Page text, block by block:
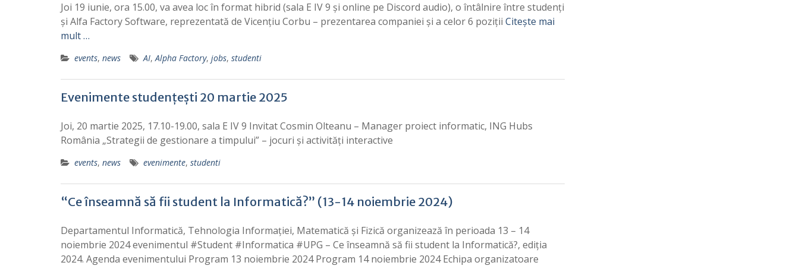
Joi 19 iunie, ora 15.00, va avea loc în format hibrid (sala E IV 9 și online pe Discord audio), o întâlnire între studenți
și Alfa Factory Software, reprezentată de Vicențiu Corbu – prezentarea companiei și a celor 6 poziții Citește mai
mult …
events, news AI,Alpha Factory, jobs, studenti
Evenimente studențești 20 martie 2025
Joi, 20 martie 2025, 17.10-19.00, sala E IV 9 Invitat Cosmin Olteanu – Manager proiect informatic, ING Hubs
România „Strategii de gestionare a timpului” – jocuri și activități interactive
events, news evenimente, studenti
“Ce înseamnă să fii student la Informatică?” (13-14 noiembrie 2024)
Departamentul Informatică, Tehnologia Informației, Matematică și Fizică organizează în perioada 13 – 14
noiembrie 2024 evenimentul #Student #Informatica #UPG – Ce înseamnă să fii student la Informatică?, ediția
2024. Agenda evenimentului Program 13 noiembrie 2024 Program 14 noiembrie 2024 Echipa organizatoare